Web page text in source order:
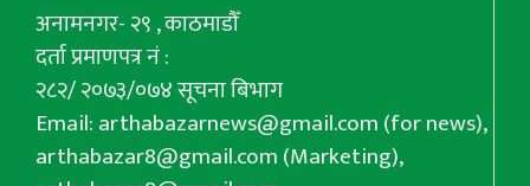
अनामनगर- २९ , काठमाडौँ
दर्ता प्रमाणपत्र नं :
२८२/ २०७३/०७४ सूचना बिभाग
Email:arthabazarnews@gmail.com(for news),
arthabazar8@gmail.com(Marketing),